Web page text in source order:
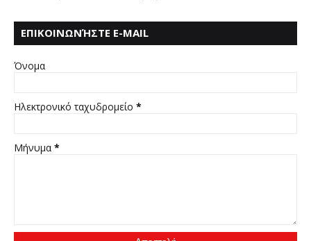
ΕΠΙΚΟΙΝΩΝΉΣΤΕ E-MAIL
Όνομα
Ηλεκτρονικό ταχυδρομείο *
Μήνυμα *